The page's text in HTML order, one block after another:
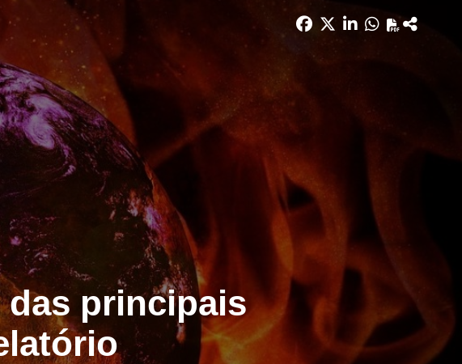
das principais